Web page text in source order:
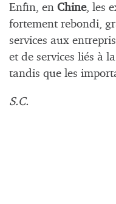
Enfin, en Chine, les
fortement rebondi,
services aux
et de services liés à
tandis que les
S.C.